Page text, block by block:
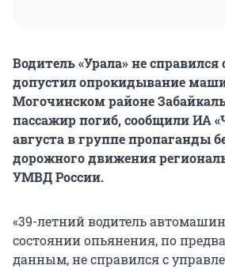
Водитель «Урала» не
допустил опрокидывание
Могочинском районе
пассажир погиб, сообщили ИА
августа в группе пропаганды
дорожного движения
УМВД России.
«39-летний водитель
состоянии опьянения, по
данным, не справился с